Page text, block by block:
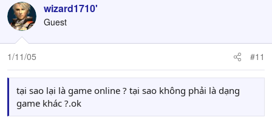
wizard1710'
Guest
1/11/05 #11
tại sao lại là game online ? tại sao không phải là dạng
game khác ?.ok